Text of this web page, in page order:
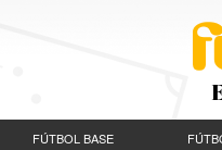
FÚTBOL BASE